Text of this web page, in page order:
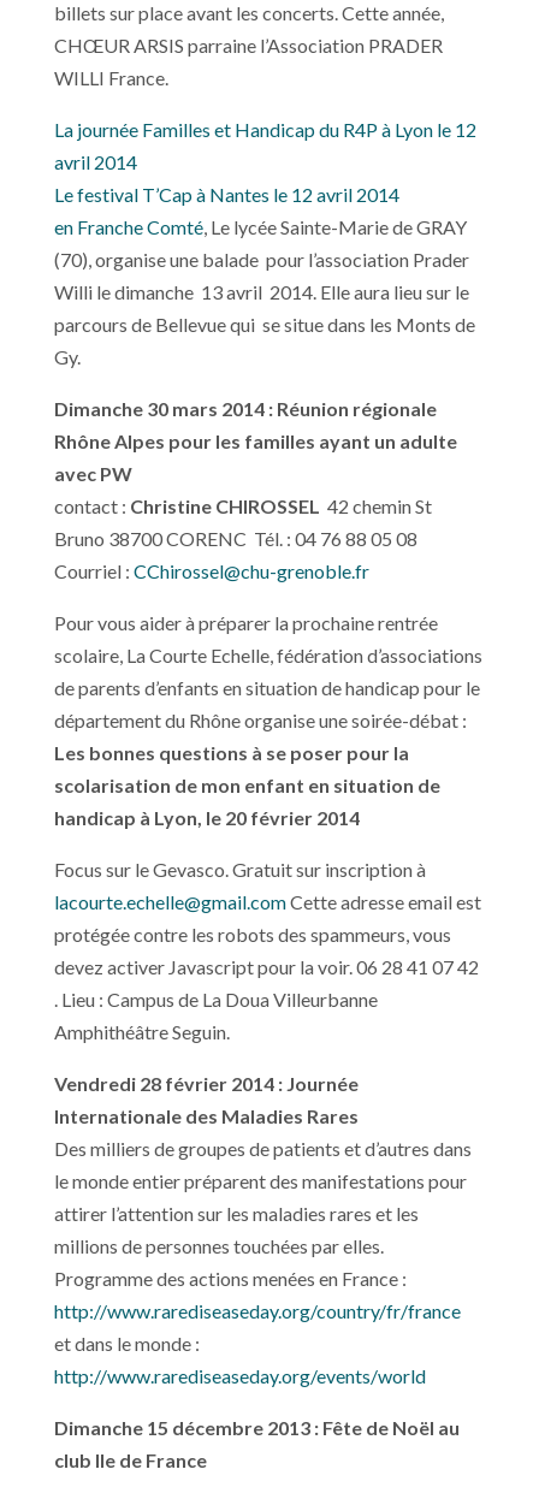
billets sur place avant les concerts. Cette année,
CHŒUR ARSIS parraine l’Association PRADER
WILLI France.
La journée Familles et Handicap du R4P à Lyon le 12
avril 2014
Le festival T’Cap à Nantes le 12 avril 2014
en Franche Comté, Le lycée Sainte-Marie de GRAY
(70), organise une balade pour l’association Prader
Willi le dimanche 13 avril 2014. Elle aura lieu sur le
parcours de Bellevue qui se situe dans les Monts de
Gy.
Dimanche 30 mars 2014 : Réunion régionale
Rhône Alpes pour les familles ayant un adulte
avec PW
contact : Christine CHIROSSEL 42 chemin St
Bruno 38700 CORENC Tél. : 04 76 88 05 08
Courriel : CChirossel@chu-grenoble.fr
Pour vous aider à préparer la prochaine rentrée
scolaire, La Courte Echelle, fédération d’associations
de parents d’enfants en situation de handicap pour le
département du Rhône organise une soirée-débat :
Les bonnes questions à se poser pour la
scolarisation de mon enfant en situation de
handicap à Lyon, le 20 février 2014
Focus sur le Gevasco. Gratuit sur inscription à
lacourte.echelle@gmail.comCette adresse email est
protégée contre les robots des spammeurs, vous
devez activer Javascript pour la voir. 06 28 41 07 42
. Lieu : Campus de La Doua Villeurbanne
Amphithéâtre Seguin.
Vendredi 28 février 2014 : Journée
Internationale des Maladies Rares
Des milliers de groupes de patients et d’autres dans
le monde entier préparent des manifestations pour
attirer l’attention sur les maladies rares et les
millions de personnes touchées par elles.
Programme des actions menées en France :
http://www.rarediseaseday.org/country/fr/france
et dans le monde :
http://www.rarediseaseday.org/events/world
Dimanche 15 décembre 2013 : Fête de Noël au
club Ile de France